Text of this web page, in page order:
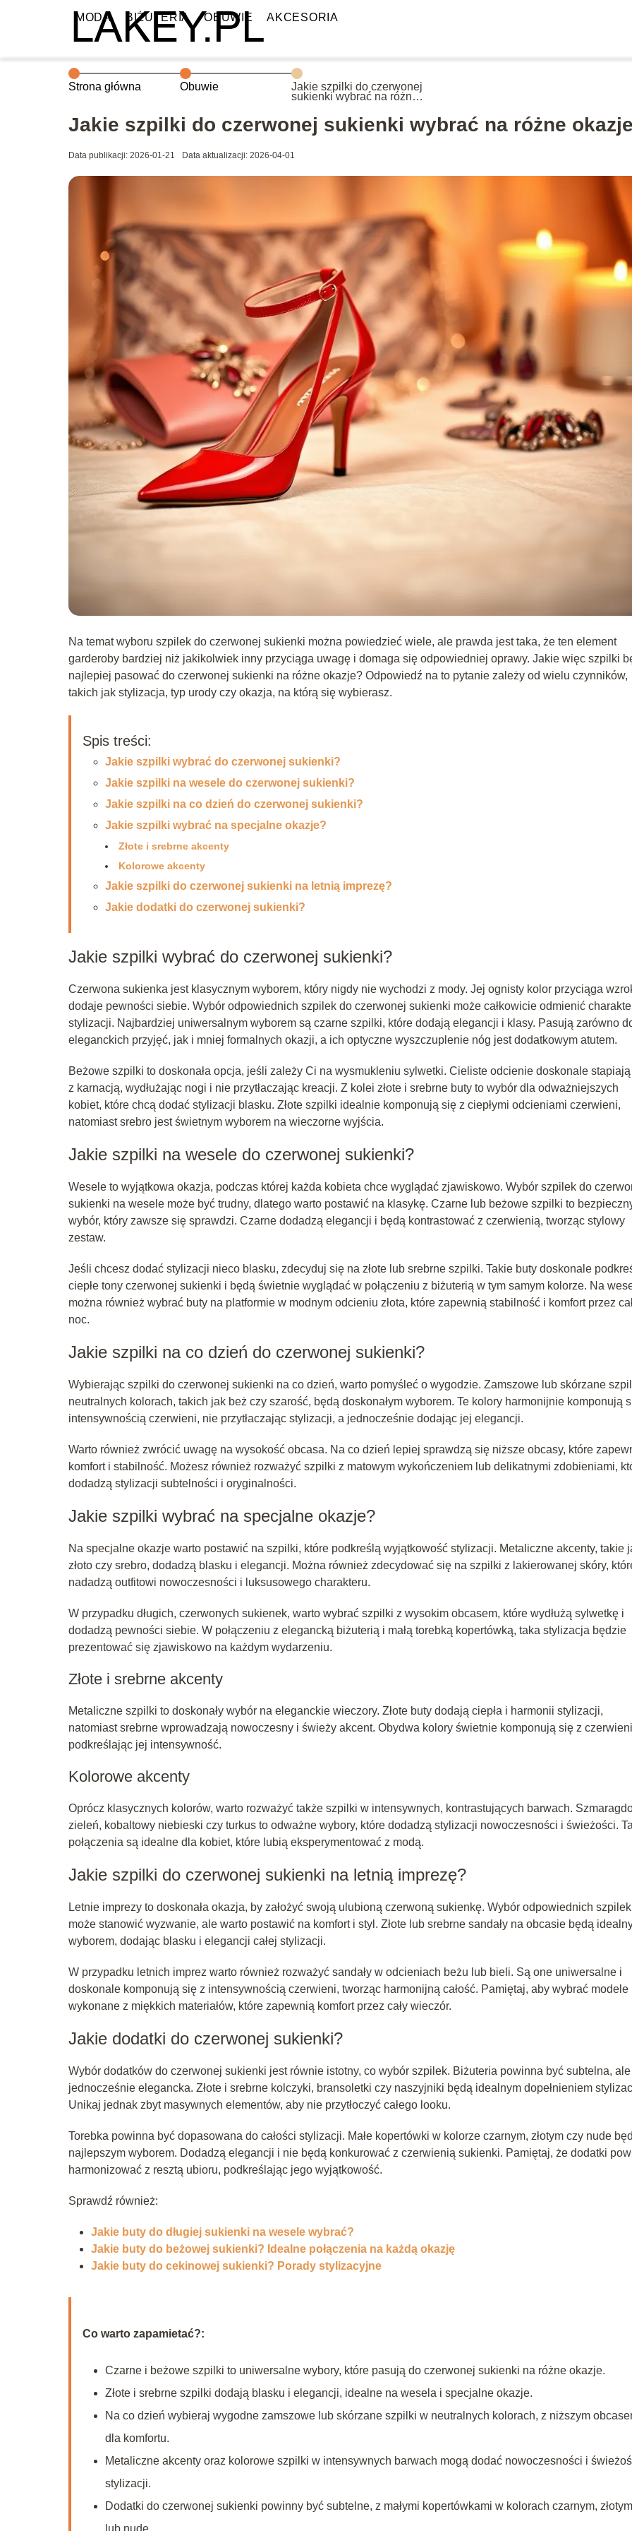
MODA BIŻUTERIA OBUWIE AKCESORIA
Strona główna Obuwie
Jakie szpilki do czerwonej
sukienki wybrać na różne
Jakie szpilki do czerwonej sukienki wybrać na różne
Data publikacji: 2026-01-21 Data aktualizacji: 2026-04-01
Na temat wyboru szpilek do czerwonej sukienki można powiedzieć wiele, ale prawda jest taka, że ten element
garderoby bardziej niż jakikolwiek inny przyciąga uwagę i domaga się odpowiedniej oprawy. Jakie więc szpilki
najlepiej pasować do czerwonej sukienki na różne okazje? Odpowiedź na to pytanie zależy od wielu czynników,
takich jak stylizacja, typ urody czy okazja, na którą się wybierasz.
Spis treści:
Jakie szpilki wybrać do czerwonej sukienki?
Jakie szpilki na wesele do czerwonej sukienki?
Jakie szpilki na co dzień do czerwonej sukienki?
Jakie szpilki wybrać na specjalne okazje?
Złote i srebrne akcenty
Kolorowe akcenty
Jakie szpilki do czerwonej sukienki na letnią imprezę?
Jakie dodatki do czerwonej sukienki?
Jakie szpilki wybrać do czerwonej sukienki?
Czerwona sukienka jest klasycznym wyborem, który nigdy nie wychodzi z mody. Jej ognisty kolor przyciąga
dodaje pewności siebie. Wybór odpowiednich szpilek do czerwonej sukienki może całkowicie odmienić
stylizacji. Najbardziej uniwersalnym wyborem są czarne szpilki, które dodają elegancji i klasy. Pasują zarówno
eleganckich przyjęć, jak i mniej formalnych okazji, a ich optyczne wyszczuplenie nóg jest dodatkowym atutem.
Beżowe szpilki to doskonała opcja, jeśli zależy Ci na wysmukleniu sylwetki. Cieliste odcienie doskonale
z karnacją, wydłużając nogi i nie przytłaczając kreacji. Z kolei złote i srebrne buty to wybór dla odważniejszych
kobiet, które chcą dodać stylizacji blasku. Złote szpilki idealnie komponują się z ciepłymi odcieniami czerwieni,
natomiast srebro jest świetnym wyborem na wieczorne wyjścia.
Jakie szpilki na wesele do czerwonej sukienki?
Wesele to wyjątkowa okazja, podczas której każda kobieta chce wyglądać zjawiskowo. Wybór szpilek do
sukienki na wesele może być trudny, dlatego warto postawić na klasykę. Czarne lub beżowe szpilki to
wybór, który zawsze się sprawdzi. Czarne dodadzą elegancji i będą kontrastować z czerwienią, tworząc stylowy
zestaw.
Jeśli chcesz dodać stylizacji nieco blasku, zdecyduj się na złote lub srebrne szpilki. Takie buty doskonale
ciepłe tony czerwonej sukienki i będą świetnie wyglądać w połączeniu z biżuterią w tym samym kolorze. Na
można również wybrać buty na platformie w modnym odcieniu złota, które zapewnią stabilność i komfort przez
noc.
Jakie szpilki na co dzień do czerwonej sukienki?
Wybierając szpilki do czerwonej sukienki na co dzień, warto pomyśleć o wygodzie. Zamszowe lub skórzane
neutralnych kolorach, takich jak beż czy szarość, będą doskonałym wyborem. Te kolory harmonijnie komponują
intensywnością czerwieni, nie przytłaczając stylizacji, a jednocześnie dodając jej elegancji.
Warto również zwrócić uwagę na wysokość obcasa. Na co dzień lepiej sprawdzą się niższe obcasy, które
komfort i stabilność. Możesz również rozważyć szpilki z matowym wykończeniem lub delikatnymi zdobieniami,
dodadzą stylizacji subtelności i oryginalności.
Jakie szpilki wybrać na specjalne okazje?
Na specjalne okazje warto postawić na szpilki, które podkreślą wyjątkowość stylizacji. Metaliczne akcenty, takie
złoto czy srebro, dodadzą blasku i elegancji. Można również zdecydować się na szpilki z lakierowanej skóry,
nadadzą outfitowi nowoczesności i luksusowego charakteru.
W przypadku długich, czerwonych sukienek, warto wybrać szpilki z wysokim obcasem, które wydłużą sylwetkę i
dodadzą pewności siebie. W połączeniu z elegancką biżuterią i małą torebką kopertówką, taka stylizacja będzie
prezentować się zjawiskowo na każdym wydarzeniu.
Złote i srebrne akcenty
Metaliczne szpilki to doskonały wybór na eleganckie wieczory. Złote buty dodają ciepła i harmonii stylizacji,
natomiast srebrne wprowadzają nowoczesny i świeży akcent. Obydwa kolory świetnie komponują się z
podkreślając jej intensywność.
Kolorowe akcenty
Oprócz klasycznych kolorów, warto rozważyć także szpilki w intensywnych, kontrastujących barwach.
zieleń, kobaltowy niebieski czy turkus to odważne wybory, które dodadzą stylizacji nowoczesności i świeżości.
połączenia są idealne dla kobiet, które lubią eksperymentować z modą.
Jakie szpilki do czerwonej sukienki na letnią imprezę?
Letnie imprezy to doskonała okazja, by założyć swoją ulubioną czerwoną sukienkę. Wybór odpowiednich szpilek
może stanowić wyzwanie, ale warto postawić na komfort i styl. Złote lub srebrne sandały na obcasie będą
wyborem, dodając blasku i elegancji całej stylizacji.
W przypadku letnich imprez warto również rozważyć sandały w odcieniach beżu lub bieli. Są one uniwersalne i
doskonale komponują się z intensywnością czerwieni, tworząc harmonijną całość. Pamiętaj, aby wybrać modele
wykonane z miękkich materiałów, które zapewnią komfort przez cały wieczór.
Jakie dodatki do czerwonej sukienki?
Wybór dodatków do czerwonej sukienki jest równie istotny, co wybór szpilek. Biżuteria powinna być subtelna, ale
jednocześnie elegancka. Złote i srebrne kolczyki, bransoletki czy naszyjniki będą idealnym dopełnieniem
Unikaj jednak zbyt masywnych elementów, aby nie przytłoczyć całego looku.
Torebka powinna być dopasowana do całości stylizacji. Małe kopertówki w kolorze czarnym, złotym czy nude
najlepszym wyborem. Dodadzą elegancji i nie będą konkurować z czerwienią sukienki. Pamiętaj, że dodatki
harmonizować z resztą ubioru, podkreślając jego wyjątkowość.
Sprawdź również:
Jakie buty do długiej sukienki na wesele wybrać?
Jakie buty do beżowej sukienki? Idealne połączenia na każdą okazję
Jakie buty do cekinowej sukienki? Porady stylizacyjne
Co warto zapamietać?:
Czarne i beżowe szpilki to uniwersalne wybory, które pasują do czerwonej sukienki na różne okazje.
Złote i srebrne szpilki dodają blasku i elegancji, idealne na wesela i specjalne okazje.
Na co dzień wybieraj wygodne zamszowe lub skórzane szpilki w neutralnych kolorach, z niższym
dla komfortu.
Metaliczne akcenty oraz kolorowe szpilki w intensywnych barwach mogą dodać nowoczesności i
stylizacji.
Dodatki do czerwonej sukienki powinny być subtelne, z małymi kopertówkami w kolorach czarnym, złotym
lub nude.